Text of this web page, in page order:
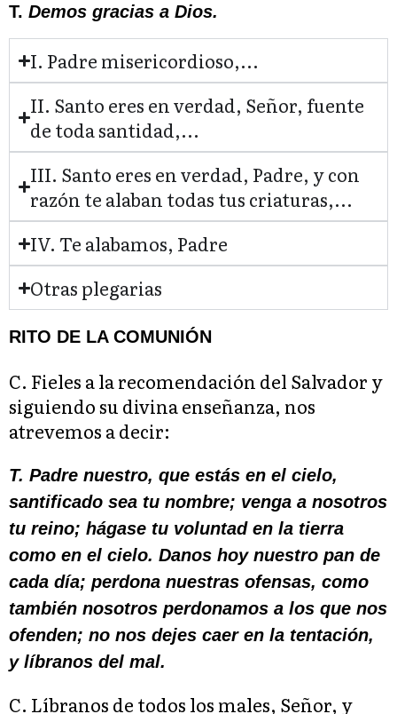
T. Demos gracias a Dios.
I. Padre misericordioso,...
II. Santo eres en verdad, Señor, fuente
de toda santidad,...
III. Santo eres en verdad, Padre, y con
razón te alaban todas tus criaturas,...
IV. Te alabamos, Padre
Otras plegarias
RITO DE LA COMUNIÓN
C. Fieles a la recomendación del Salvador y
siguiendo su divina enseñanza, nos
atrevemos a decir:
T. Padre nuestro, que estás en el cielo,
santificado sea tu nombre; venga a nosotros
tu reino; hágase tu voluntad en la tierra
como en el cielo. Danos hoy nuestro pan de
cada día; perdona nuestras ofensas, como
también nosotros perdonamos a los que nos
ofenden; no nos dejes caer en la tentación,
y líbranos del mal.
C. Líbranos de todos los males, Señor, y